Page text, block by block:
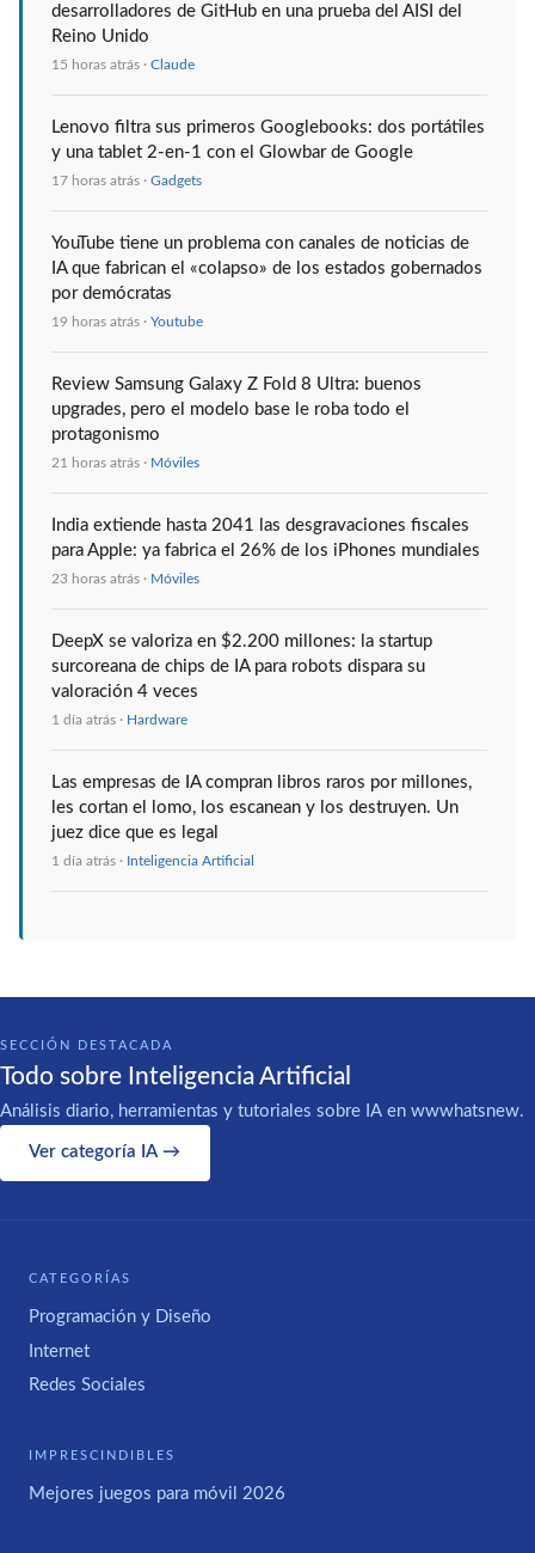
desarrolladores de GitHub en una prueba del AISI del
Reino Unido
15 horas atrás · Claude
Lenovo filtra sus primeros Googlebooks: dos portátiles
y una tablet 2-en-1 con el Glowbar de Google
17 horas atrás · Gadgets
YouTube tiene un problema con canales de noticias de
IA que fabrican el «colapso» de los estados gobernados
por demócratas
19 horas atrás · Youtube
Review Samsung Galaxy Z Fold 8 Ultra: buenos
upgrades, pero el modelo base le roba todo el
protagonismo
21 horas atrás · Móviles
India extiende hasta 2041 las desgravaciones fiscales
para Apple: ya fabrica el 26% de los iPhones mundiales
23 horas atrás · Móviles
DeepX se valoriza en $2.200 millones: la startup
surcoreana de chips de IA para robots dispara su
valoración 4 veces
1 día atrás · Hardware
Las empresas de IA compran libros raros por millones,
les cortan el lomo, los escanean y los destruyen. Un
juez dice que es legal
1 día atrás · Inteligencia Artificial
SECCIÓN DESTACADA
Todo sobre Inteligencia Artificial
Análisis diario, herramientas y tutoriales sobre IA en wwwhatsnew.
Ver categoría IA →
CATEGORÍAS
Programación y Diseño
Internet
Redes Sociales
IMPRESCINDIBLES
Mejores juegos para móvil 2026